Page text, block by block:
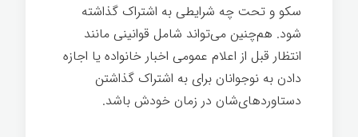
سکو و تحت چه شرایطی به اشتراک گذاشته
شود. هم‌چنین می‌تواند شامل قوانینی مانند
انتظار قبل از اعلام عمومی اخبار خانواده یا اجازه
دادن به نوجوانان برای به اشتراک گذاشتن
دستاوردهای‌شان در زمان خودش باشد.